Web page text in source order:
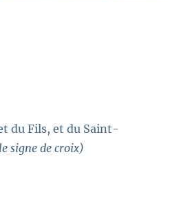
du Fils, et du Saint-
signe de croix)